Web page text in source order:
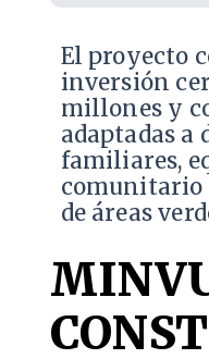
El proyecto
inversión
millones y
adaptadas
familiares,
comunitario
de áreas